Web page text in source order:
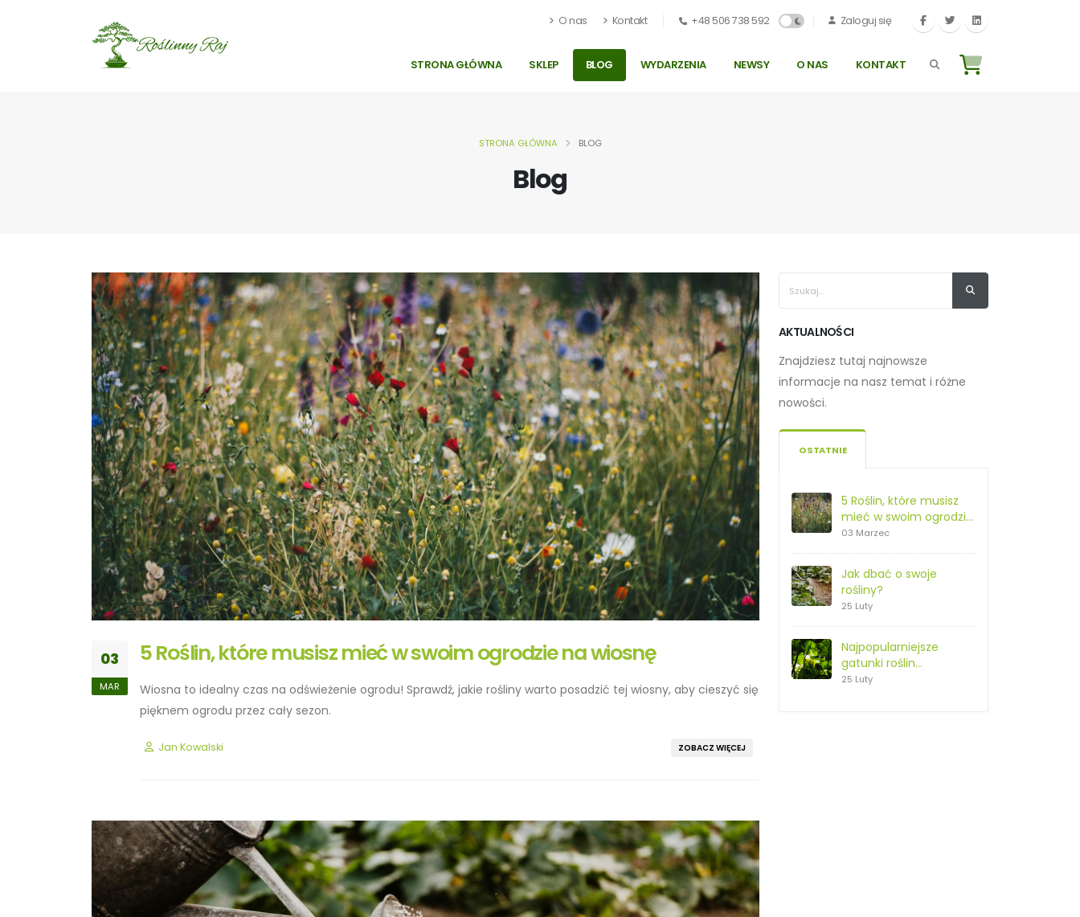
O nas Kontakt +48 506 738 592 Zaloguj się
STRONA GŁÓWNA SKLEP BLOG WYDARZENIA NEWSY O NAS KONTAKT
STRONA GŁÓWNA BLOG
Blog
AKTUALNOŚCI
Znajdziesz tutaj najnowsze
informacje na nasz temat i różne
nowości.
OSTATNIE
5 Roślin, które musisz
mieć w swoim ogrodzie
na wiosnę
03 Marzec
Jak dbać o swoje
rośliny?
25 Luty
Najpopularniejsze
gatunki roślin
doniczkowych
25 Luty
03
MAR
5 Roślin, które musisz mieć w swoim ogrodzie na wiosnę
Wiosna to idealny czas na odświeżenie ogrodu! Sprawdź, jakie rośliny warto posadzić tej wiosny, aby cieszyć się
pięknem ogrodu przez cały sezon.
Jan Kowalski ZOBACZ WIĘCEJ